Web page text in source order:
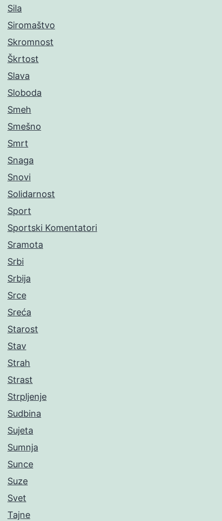
Sila
Siromaštvo
Skromnost
Škrtost
Slava
Sloboda
Smeh
Smešno
Smrt
Snaga
Snovi
Solidarnost
Sport
Sportski Komentatori
Sramota
Srbi
Srbija
Srce
Sreća
Starost
Stav
Strah
Strast
Strpljenje
Sudbina
Sujeta
Sumnja
Sunce
Suze
Svet
Tajne